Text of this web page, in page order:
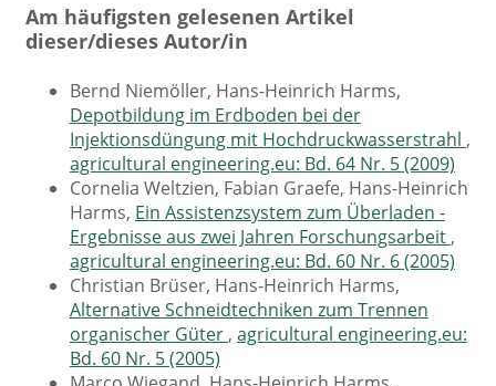
Am häufigsten gelesenen Artikel
dieser/dieses Autor/in
Bernd Niemöller, Hans-Heinrich Harms,
Depotbildung im Erdboden bei der
Injektionsdüngung mit Hochdruckwasserstrahl ,
agricultural engineering.eu: Bd. 64 Nr. 5 (2009)
Cornelia Weltzien, Fabian Graefe, Hans-Heinrich
Harms, Ein Assistenzsystem zum Überladen -
Ergebnisse aus zwei Jahren Forschungsarbeit ,
agricultural engineering.eu: Bd. 60 Nr. 6 (2005)
Christian Brüser, Hans-Heinrich Harms,
Alternative Schneidtechniken zum Trennen
organischer Güter , agricultural engineering.eu:
Bd. 60 Nr. 5 (2005)